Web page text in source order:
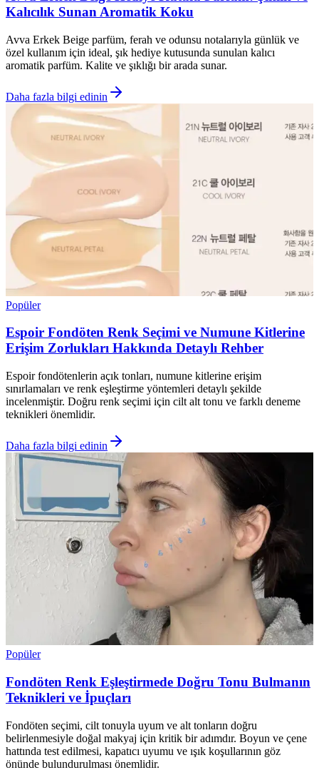
Kalıcılık Sunan Aromatik Koku
Avva Erkek Beige parfüm, ferah ve odunsu notalarıyla günlük ve
özel kullanım için ideal, şık hediye kutusunda sunulan kalıcı
aromatik parfüm. Kalite ve şıklığı bir arada sunar.
Daha fazla bilgi edinin
Popüler
Espoir Fondöten Renk Seçimi ve Numune Kitlerine
Erişim Zorlukları Hakkında Detaylı Rehber
Espoir fondötenlerin açık tonları, numune kitlerine erişim
sınırlamaları ve renk eşleştirme yöntemleri detaylı şekilde
incelenmiştir. Doğru renk seçimi için cilt alt tonu ve farklı deneme
teknikleri önemlidir.
Daha fazla bilgi edinin
Popüler
Fondöten Renk Eşleştirmede Doğru Tonu Bulmanın
Teknikleri ve İpuçları
Fondöten seçimi, cilt tonuyla uyum ve alt tonların doğru
belirlenmesiyle doğal makyaj için kritik bir adımdır. Boyun ve çene
hattında test edilmesi, kapatıcı uyumu ve ışık koşullarının göz
önünde bulundurulması önemlidir.